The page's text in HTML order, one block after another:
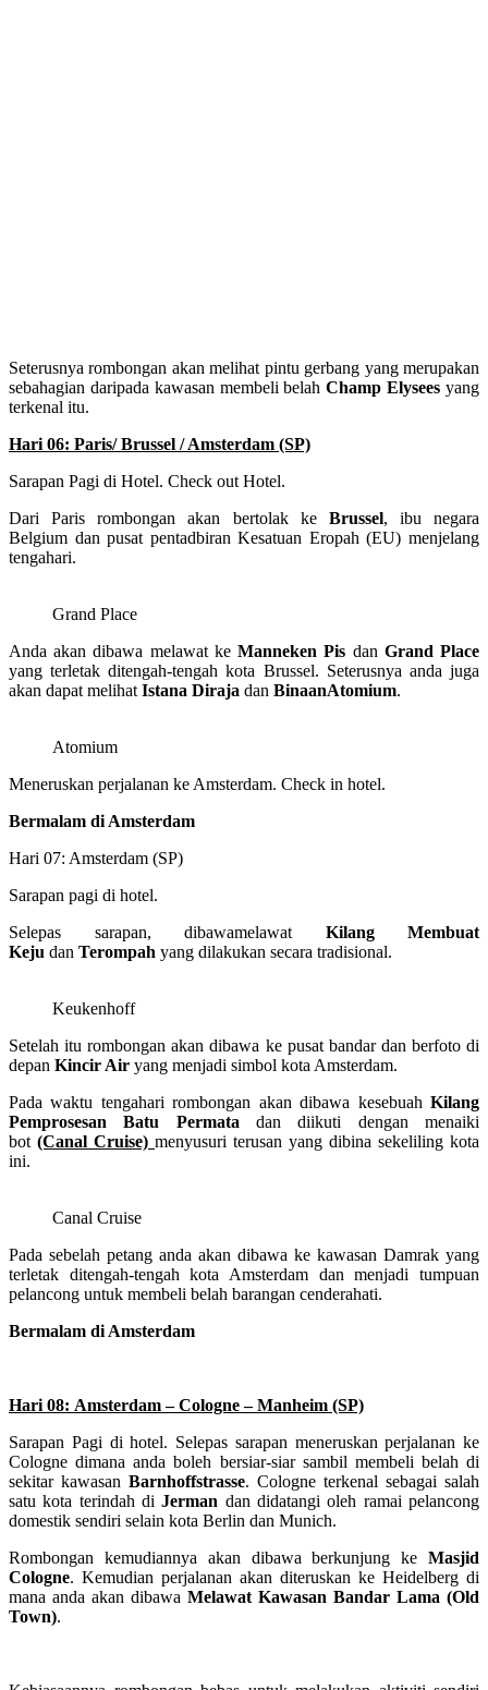
Seterusnya rombongan akan melihat pintu gerbang yang merupakan
sebahagian daripada kawasan membeli belahChamp Elysees yang
terkenal itu.
Hari 06: Paris/ Brussel / Amsterdam (SP)
Sarapan Pagi di Hotel. Check out Hotel.
Dari Paris rombongan akan bertolak ke Brussel, ibu negara
Belgium dan pusat pentadbiran Kesatuan Eropah (EU) menjelang
tengahari.
Grand Place
Anda akan dibawa melawat keManneken Pis dan Grand Place
yang terletak ditengah-tengah kota Brussel. Seterusnya anda juga
akan dapat melihat Istana Diraja dan BinaanAtomium.
Atomium
Meneruskan perjalanan ke Amsterdam. Check in hotel.
Bermalam di Amsterdam
Hari 07: Amsterdam (SP)
Sarapan pagi di hotel.
Selepas sarapan, dibawamelawat Kilang Membuat
Keju dan Terompah yang dilakukan secara tradisional.
Keukenhoff
Setelah itu rombongan akan dibawa ke pusat bandar dan berfoto di
depan Kincir Air yang menjadi simbol kota Amsterdam.
Pada waktu tengahari rombongan akan dibawa kesebuah Kilang
Pemprosesan Batu Permata dan diikuti dengan menaiki
bot (Canal Cruise) menyusuri terusan yang dibina sekeliling kota
ini.
Canal Cruise
Pada sebelah petang anda akan dibawa ke kawasan Damrak yang
terletak ditengah-tengah kota Amsterdam dan menjadi tumpuan
pelancong untuk membeli belah barangan cenderahati.
Bermalam di Amsterdam
Hari 08: Amsterdam – Cologne – Manheim (SP)
Sarapan Pagi di hotel. Selepas sarapan meneruskan perjalanan ke
Cologne dimana anda boleh bersiar-siar sambil membeli belah di
sekitar kawasan Barnhoffstrasse. Cologne terkenal sebagai salah
satu kota terindah diJerman dan didatangi oleh ramai pelancong
domestik sendiri selain kota Berlin dan Munich.
Rombongan kemudiannya akan dibawa berkunjung ke Masjid
Cologne. Kemudian perjalanan akan diteruskan ke Heidelberg di
mana anda akan dibawa Melawat Kawasan Bandar Lama (Old
Town).